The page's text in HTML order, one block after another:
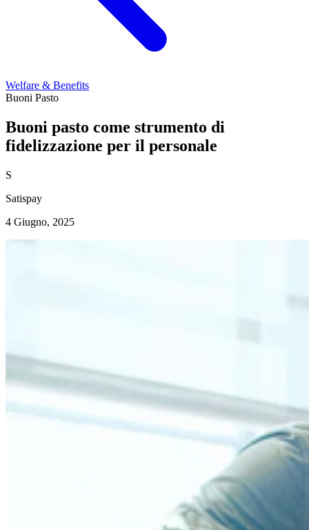
Welfare & Benefits
Buoni Pasto
Buoni pasto come strumento di
fidelizzazione per il personale
S
Satispay
4 Giugno, 2025